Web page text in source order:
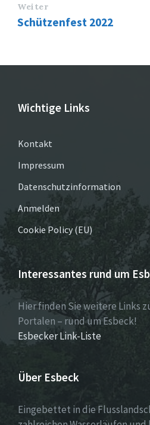
Weiter
Schützenfest 2022
Wichtige Links
Kontakt
Impressum
Datenschutzinformation
Anmelden
Cookie Policy (EU)
Interessantes rund um
Hier finden Sie weitere Links
Portalen – rund um Esbeck!
Esbecker Link-Liste
Über Esbeck
Eingebettet in die